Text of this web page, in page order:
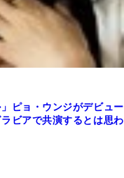
ピョ・ウンジがデビュー
ビアで共演するとは思わ